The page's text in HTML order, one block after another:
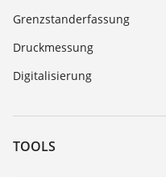
Grenzstanderfassung
Druckmessung
Digitalisierung
TOOLS